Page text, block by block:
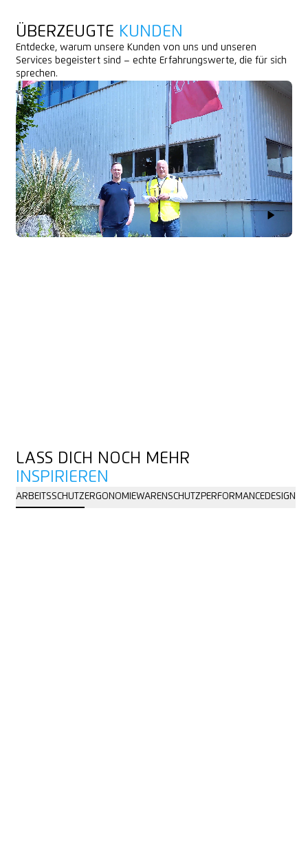
ÜBERZEUGTE KUNDEN
Entdecke, warum unsere Kunden von uns und unseren
Services begeistert sind – echte Erfahrungswerte, die für sich
sprechen.
Play
LASS DICH NOCH MEHR
INSPIRIEREN
ARBEITSSCHUTZERGONOMIEWARENSCHUTZPERFORMANCEDESIGN